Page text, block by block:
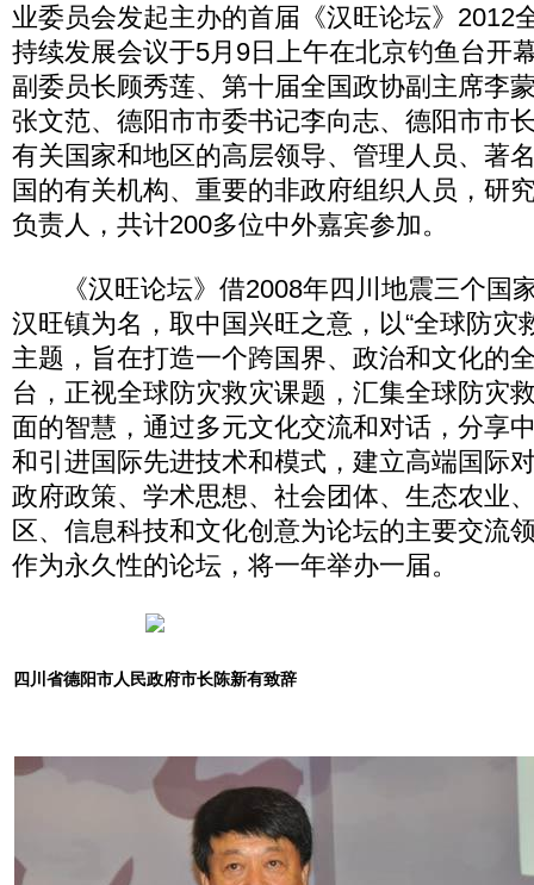
业委员会发起主办的首届《汉旺论坛》2012
持续发展会议于5月9日上午在北京钓鱼台开
副委员长顾秀莲、第十届全国政协副主席李
张文范、德阳市市委书记李向志、德阳市市
有关国家和地区的高层领导、管理人员、著
国的有关机构、重要的非政府组织人员，研
负责人，共计200多位中外嘉宾参加。
《汉旺论坛》借2008年四川地震三个国
汉旺镇为名，取中国兴旺之意，以“全球防灾
主题，旨在打造一个跨国界、政治和文化的
台，正视全球防灾救灾课题，汇集全球防灾
面的智慧，通过多元文化交流和对话，分享
和引进国际先进技术和模式，建立高端国际
政府政策、学术思想、社会团体、生态农业
区、信息科技和文化创意为论坛的主要交流
作为永久性的论坛，将一年举办一届。
四川省德阳市人民政府市长陈新有致辞